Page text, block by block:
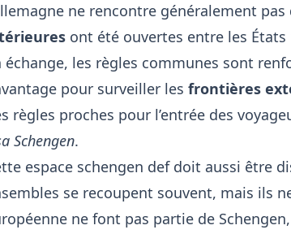
ne rencontre généralement
ont été ouvertes entre les
échange, les règles communes sont
pour surveiller les frontières
règles proches pour l’entrée des
Schengen.
espace schengen def doit aussi être
se recoupent souvent, mais ils
ne font pas partie de